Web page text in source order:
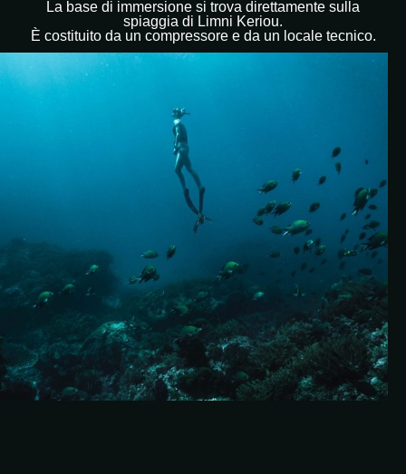
La base di immersione si trova direttamente sulla
spiaggia di Limni Keriou.
È costituito da un compressore e da un locale tecnico.